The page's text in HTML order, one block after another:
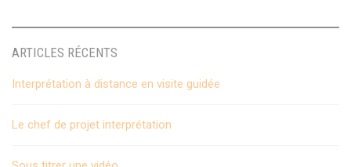
ARTICLES RÉCENTS
Interprétation à distance en visite guidée
Le chef de projet interprétation